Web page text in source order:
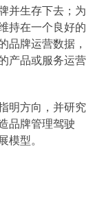
并生存下去；为
持在一个良好的
品牌运营数据，
产品或服务运营
明方向，并研究
品牌管理驾驶
型。